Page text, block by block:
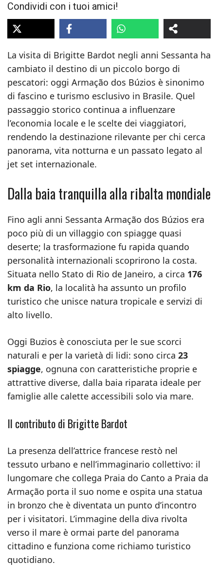
Condividi con i tuoi amici!
La visita di Brigitte Bardot negli anni Sessanta ha
cambiato il destino di un piccolo borgo di
pescatori: oggi Armação dos Búzios è sinonimo
di fascino e turismo esclusivo in Brasile. Quel
passaggio storico continua a influenzare
l’economia locale e le scelte dei viaggiatori,
rendendo la destinazione rilevante per chi cerca
panorama, vita notturna e un passato legato al
jet set internazionale.
Dalla baia tranquilla alla ribalta mondiale
Fino agli anni Sessanta Armação dos Búzios era
poco più di un villaggio con spiagge quasi
deserte; la trasformazione fu rapida quando
personalità internazionali scoprirono la costa.
Situata nello Stato di Rio de Janeiro, a circa 176
km da Rio, la località ha assunto un profilo
turistico che unisce natura tropicale e servizi di
alto livello.
Oggi Buzios è conosciuta per le sue scorci
naturali e per la varietà di lidi: sono circa 23
spiagge, ognuna con caratteristiche proprie e
attrattive diverse, dalla baia riparata ideale per
famiglie alle calette accessibili solo via mare.
Il contributo di Brigitte Bardot
La presenza dell’attrice francese restò nel
tessuto urbano e nell’immaginario collettivo: il
lungomare che collega Praia do Canto a Praia da
Armação porta il suo nome e ospita una statua
in bronzo che è diventata un punto d’incontro
per i visitatori. L’immagine della diva rivolta
verso il mare è ormai parte del panorama
cittadino e funziona come richiamo turistico
quotidiano.